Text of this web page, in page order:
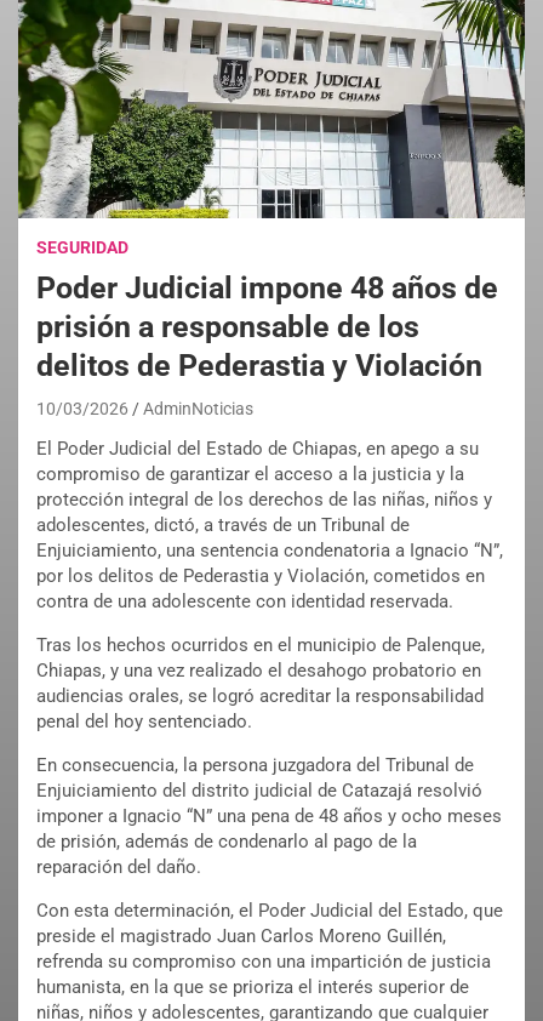
SEGURIDAD
Poder Judicial impone 48 años de
prisión a responsable de los
delitos de Pederastia y Violación
10/03/2026 AdminNoticias
El Poder Judicial del Estado de Chiapas, en apego a su
compromiso de garantizar el acceso a la justicia y la
protección integral de los derechos de las niñas, niños y
adolescentes, dictó, a través de un Tribunal de
Enjuiciamiento, una sentencia condenatoria a Ignacio “N”,
por los delitos de Pederastia y Violación, cometidos en
contra de una adolescente con identidad reservada.
Tras los hechos ocurridos en el municipio de Palenque,
Chiapas, y una vez realizado el desahogo probatorio en
audiencias orales, se logró acreditar la responsabilidad
penal del hoy sentenciado.
En consecuencia, la persona juzgadora del Tribunal de
Enjuiciamiento del distrito judicial de Catazajá resolvió
imponer a Ignacio “N” una pena de 48 años y ocho meses
de prisión, además de condenarlo al pago de la
reparación del daño.
Con esta determinación, el Poder Judicial del Estado, que
preside el magistrado Juan Carlos Moreno Guillén,
refrenda su compromiso con una impartición de justicia
humanista, en la que se prioriza el interés superior de
niñas, niños y adolescentes, garantizando que cualquier